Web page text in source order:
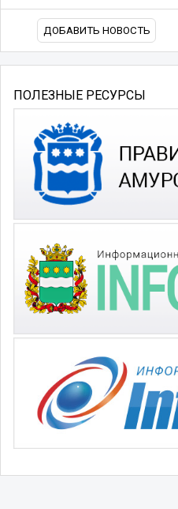
ДОБАВИТЬ НОВОСТЬ
ПОЛЕЗНЫЕ РЕСУРСЫ